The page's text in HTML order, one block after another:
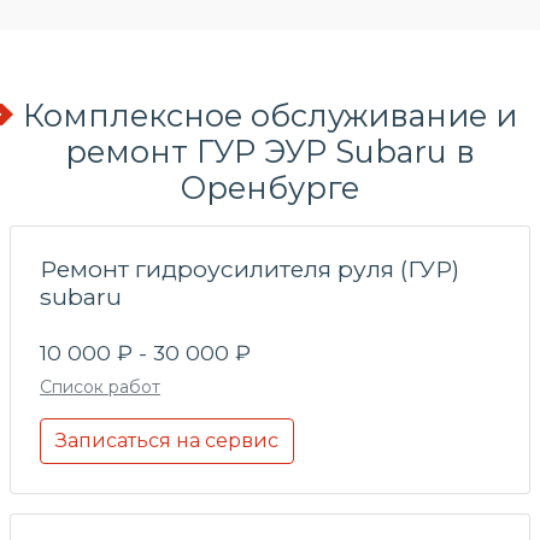
Комплексное обслуживание и
ремонт ГУР ЭУР Subaru в
Оренбурге
Ремонт гидроусилителя руля (ГУР)
subaru
10 000 ₽ - 30 000 ₽
Список работ
Записаться на сервис